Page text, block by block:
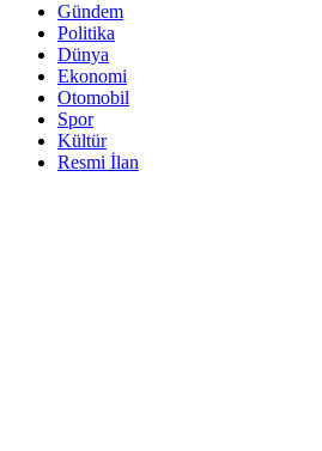
Gündem
Politika
Dünya
Ekonomi
Otomobil
Spor
Kültür
Resmi İlan